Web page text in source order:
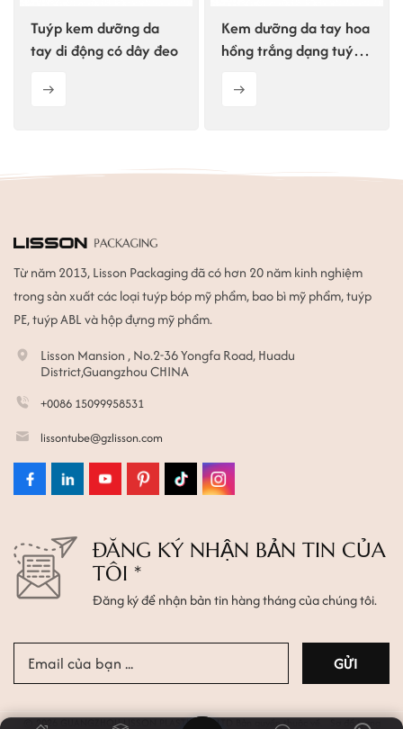
Tuýp kem dưỡng da
tay di động có dây đeo
Kem dưỡng da tay hoa
hồng trắng dạng tuýp
mai.
Từ năm 2013, Lisson Packaging đã có hơn 20 năm kinh nghiệm
trong sản xuất các loại tuýp bóp mỹ phẩm, bao bì mỹ phẩm, tuýp
PE, tuýp ABL và hộp đựng mỹ phẩm.
Lisson Mansion , No.2-36 Yongfa Road, Huadu
District,Guangzhou CHINA
+0086 15099958531
lissontube@gzlisson.com
ĐĂNG KÝ NHẬN BẢN TIN CỦA
TÔI *
Đăng ký để nhận bản tin hàng tháng của chúng tôi.
© 2026 GUANGZHOU LISSON PLASTIC CO.,LTD Bản quyền thuộc về. Sơ đồ trang